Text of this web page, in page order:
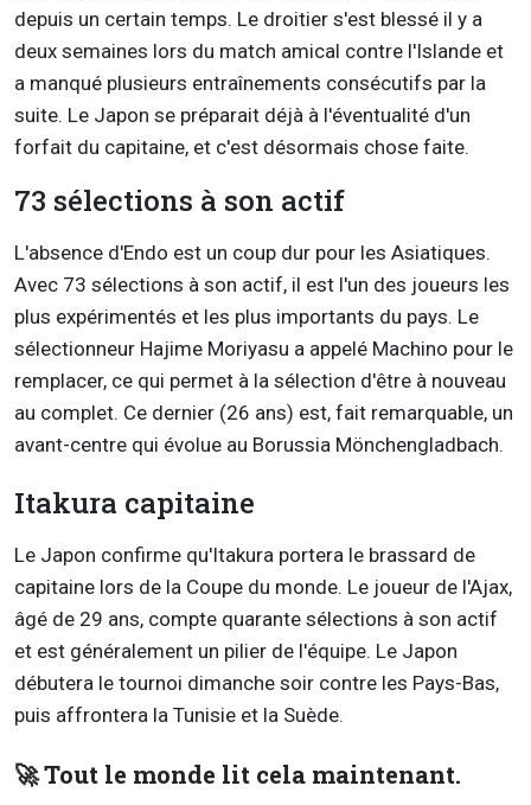
depuis un certain temps. Le droitier s'est blessé il y a
deux semaines lors du match amical contre l'Islande et
a manqué plusieurs entraînements consécutifs par la
suite. Le Japon se préparait déjà à l'éventualité d'un
forfait du capitaine, et c'est désormais chose faite.
73 sélections à son actif
L'absence d'Endo est un coup dur pour les Asiatiques.
Avec 73 sélections à son actif, il est l'un des joueurs les
plus expérimentés et les plus importants du pays. Le
sélectionneur Hajime Moriyasu a appelé Machino pour le
remplacer, ce qui permet à la sélection d'être à nouveau
au complet. Ce dernier (26 ans) est, fait remarquable, un
avant-centre qui évolue au Borussia Mönchengladbach.
Itakura capitaine
Le Japon confirme qu'Itakura portera le brassard de
capitaine lors de la Coupe du monde. Le joueur de l'Ajax,
âgé de 29 ans, compte quarante sélections à son actif
et est généralement un pilier de l'équipe. Le Japon
débutera le tournoi dimanche soir contre les Pays-Bas,
puis affrontera la Tunisie et la Suède.
🚀 Tout le monde lit cela maintenant.